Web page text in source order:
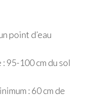
point d’eau
95-100 cm du sol
: 60 cm de